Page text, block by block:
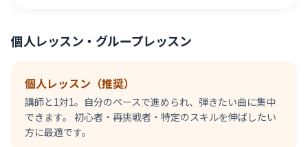
個人レッスン・グループレッスン
個人レッスン（推奨）
講師と1対1。自分のペースで進められ、弾きたい曲に集中
できます。 初心者・再挑戦者・特定のスキルを伸ばしたい
方に最適です。